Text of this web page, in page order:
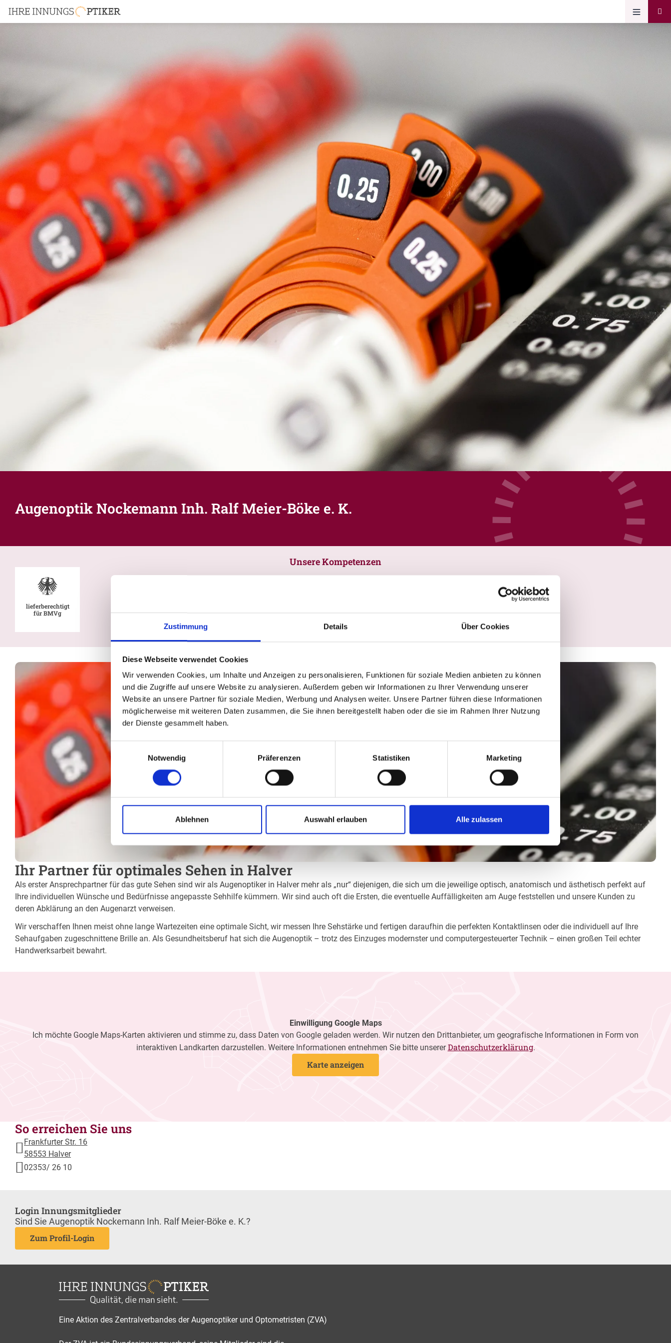
Zustimmung Details Über Cookies
Diese Webseite verwendet Cookies
Wir verwenden Cookies, um Inhalte und Anzeigen zu personalisieren, Funktionen für soziale Medien anbieten zu können
und die Zugriffe auf unsere Website zu analysieren. Außerdem geben wir Informationen zu Ihrer Verwendung unserer
Website an unsere Partner für soziale Medien, Werbung und Analysen weiter. Unsere Partner führen diese Informationen
möglicherweise mit weiteren Daten zusammen, die Sie ihnen bereitgestellt haben oder die sie im Rahmen Ihrer Nutzung
der Dienste gesammelt haben.
Einwilligungsauswahl
Notwendig
Präferenzen Statistiken Marketing
Ablehnen Auswahl erlauben Alle zulassen
Augenoptik Nockemann Inh. Ralf Meier-Böke e. K.
Unsere Kompetenzen
lieferberechtigt
für BMVg
Ihr Partner für optimales Sehen in Halver
Als erster Ansprechpartner für das gute Sehen sind wir als Augenoptiker in Halver mehr als „nur“ diejenigen, die sich um die jeweilige optisch, anatomisch und ästhetisch perfekt auf
Ihre individuellen Wünsche und Bedürfnisse angepasste Sehhilfe kümmern. Wir sind auch oft die Ersten, die eventuelle Auffälligkeiten am Auge feststellen und unsere Kunden zu
deren Abklärung an den Augenarzt verweisen.
Wir verschaffen Ihnen meist ohne lange Wartezeiten eine optimale Sicht, wir messen Ihre Sehstärke und fertigen daraufhin die perfekten Kontaktlinsen oder die individuell auf Ihre
Sehaufgaben zugeschnittene Brille an. Als Gesundheitsberuf hat sich die Augenoptik – trotz des Einzuges modernster und computergesteuerter Technik – einen großen Teil echter
Handwerksarbeit bewahrt.
Einwilligung Google Maps
Ich möchte Google Maps-Karten aktivieren und stimme zu, dass Daten von Google geladen werden. Wir nutzen den Drittanbieter, um geografische Informationen in Form von
interaktiven Landkarten darzustellen. Weitere Informationen entnehmen Sie bitte unsererDatenschutzerklärung.
Karte anzeigen
So erreichen Sie uns
Frankfurter Str. 16
58553 Halver
02353/ 26 10
Login Innungsmitglieder
Sind Sie Augenoptik Nockemann Inh. Ralf Meier-Böke e. K.?
Zum Profil-Login
Eine Aktion des Zentralverbandes der Augenoptiker und Optometristen (ZVA)